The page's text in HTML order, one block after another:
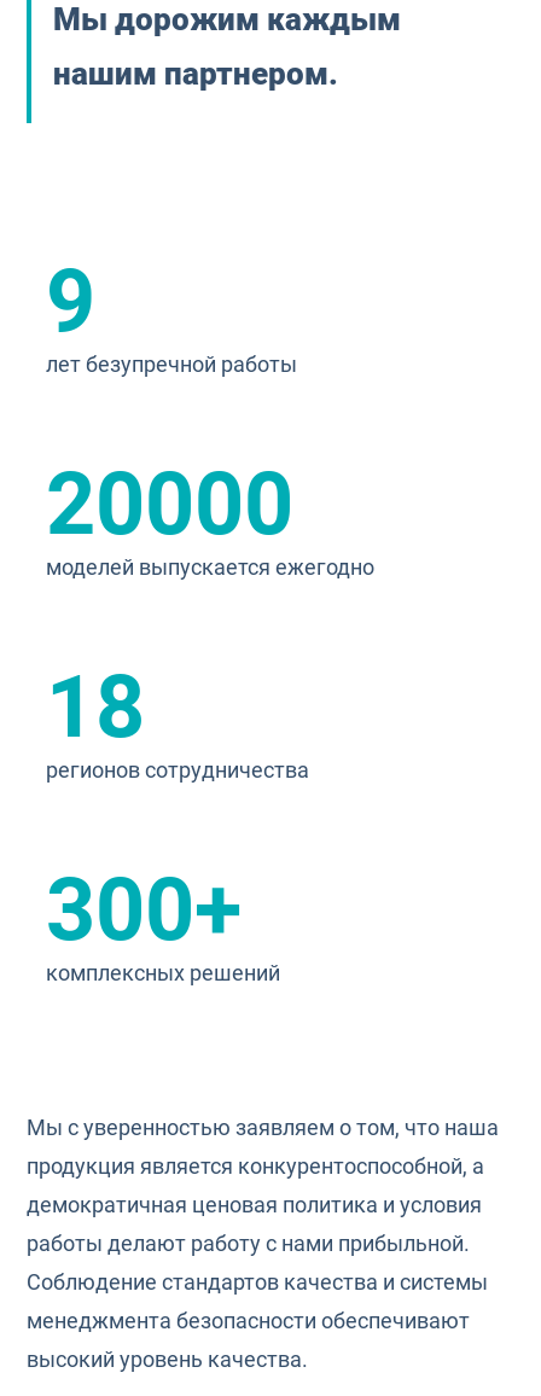
Мы дорожим каждым
нашим партнером.
9
лет безупречной работы
20000
моделей выпускается ежегодно
18
регионов сотрудничества
300+
комплексных решений
Мы с уверенностью заявляем о том, что наша
продукция является конкурентоспособной, а
демократичная ценовая политика и условия
работы делают работу с нами прибыльной.
Соблюдение стандартов качества и системы
менеджмента безопасности обеспечивают
высокий уровень качества.